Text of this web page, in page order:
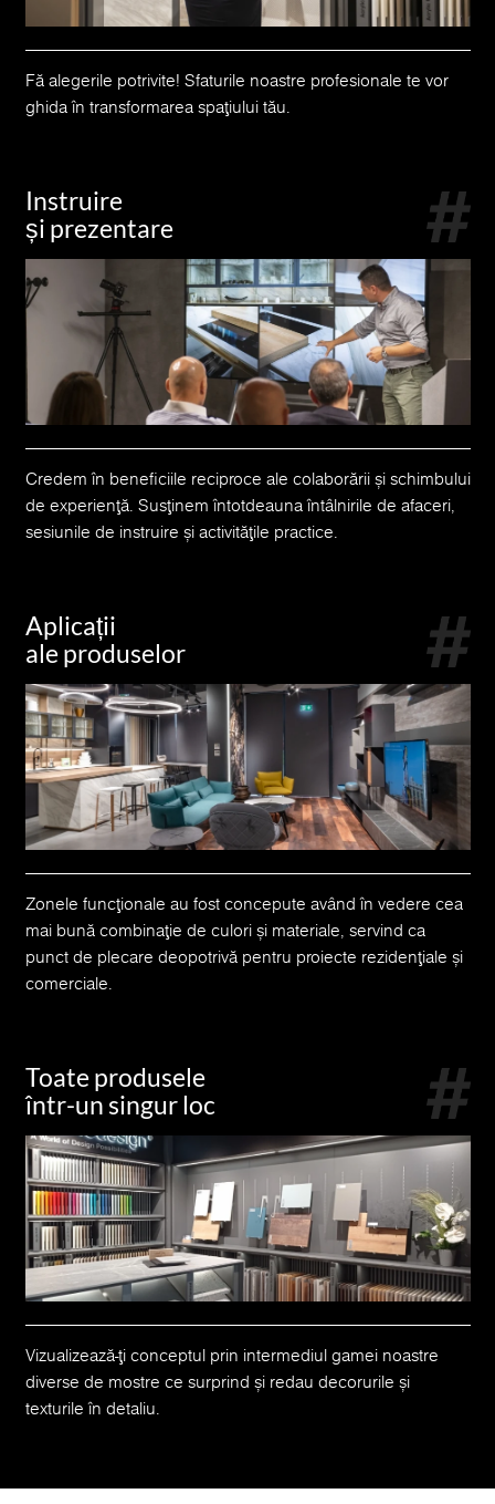
Fă alegerile potrivite! Sfaturile noastre profesionale te vor
ghida în transformarea spațiului tău.
Instruire
și prezentare
Credem în beneficiile reciproce ale colaborării și schimbului
de experiență. Susținem întotdeauna întâlnirile de afaceri,
sesiunile de instruire și activitățile practice.
Aplicații
ale produselor
Zonele funcționale au fost concepute având în vedere cea
mai bună combinație de culori și materiale, servind ca
punct de plecare deopotrivă pentru proiecte rezidențiale și
comerciale.
Toate produsele
într-un singur loc
Vizualizează-ți conceptul prin intermediul gamei noastre
diverse de mostre ce surprind și redau decorurile și
texturile în detaliu.